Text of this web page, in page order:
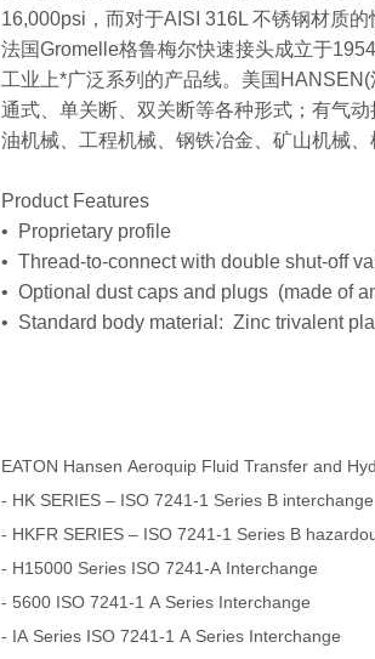
16,000psi，而对于AISI 316L 不锈钢材质
法国Gromelle格鲁梅尔快速接头成立于
工业上*广泛系列的产品线。美国
通式、单关断、双关断等各种形式；有气
油机械、工程机械、钢铁冶金、矿山机械
Product Features
• Proprietary profile
• Thread-to-connect with double shut-off
• Optional dust caps and plugs (made of
• Standard body material: Zinc trivalent
EATON Hansen Aeroquip Fluid Transfer and
- HK SERIES – ISO 7241-1 Series B interchange
- HKFR SERIES – ISO 7241-1 Series B
- H15000 Series ISO 7241-A Interchange
- 5600 ISO 7241-1 A Series Interchange
- IA Series ISO 7241-1 A Series Interchange